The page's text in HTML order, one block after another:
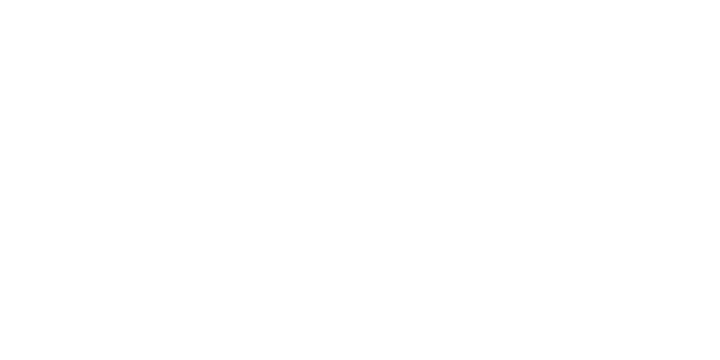
de confidentialité, en garantissant la conformité avec les réglementations. Personnalisez vos préférences pour